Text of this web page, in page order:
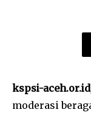
kspsi-
moderasi